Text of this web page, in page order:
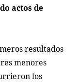
actos de
resultados
menores
los